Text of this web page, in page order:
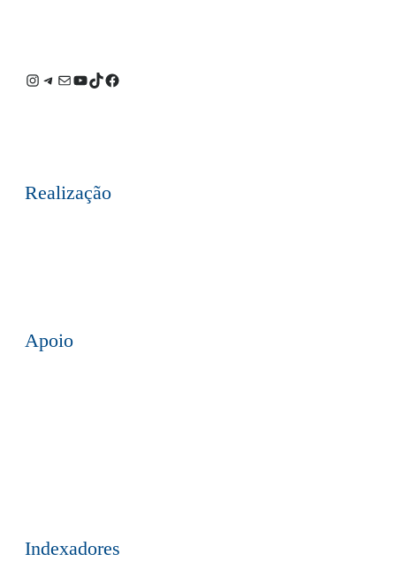
Instagram
Telegram
E-Youtube
TikTok
Facebook
Realização
Apoio
Indexadores